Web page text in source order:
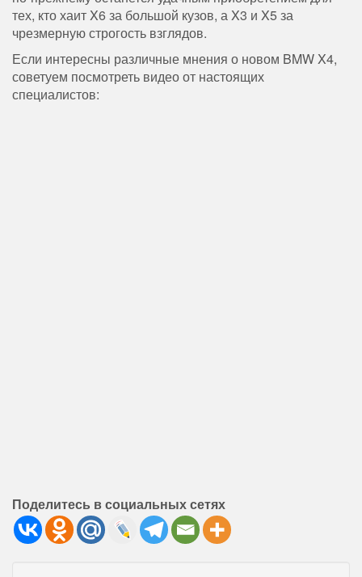
тех, кто хаит X6 за большой кузов, а X3 и X5 за
чрезмерную строгость взглядов.
Если интересны различные мнения о новом BMW X4,
советуем посмотреть видео от настоящих
специалистов:
Поделитесь в социальных сетях